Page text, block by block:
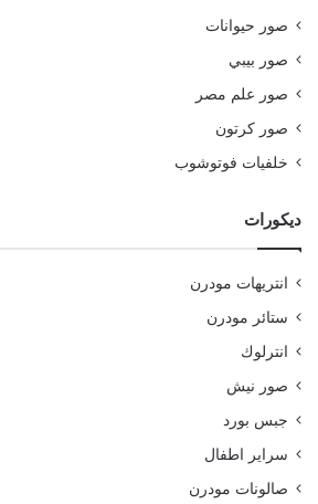
صور حيوانات
صور بيبي
صور علم مصر
صور كرتون
خلفيات فوتوشوب
ديكورات
انتريهات مودرن
ستائر مودرن
انترلوك
صور نيش
جبس بورد
سراير اطفال
صالونات مودرن